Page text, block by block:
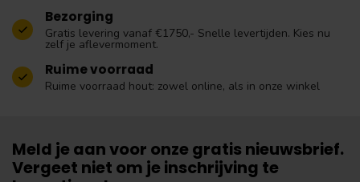
Bezorging
Gratis levering vanaf €1750,- Snelle levertijden. Kies nu
zelf je aflevermoment.
Ruime voorraad
Ruime voorraad hout: zowel online, als in onze winkel
Meld je aan voor onze gratis nieuwsbrief.
Vergeet niet om je inschrijving te